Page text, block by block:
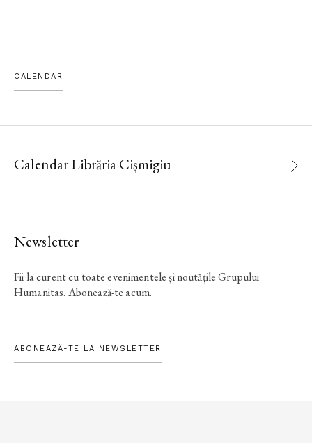
CALENDAR
Calendar Librăria Cișmigiu
Newsletter
Fii la curent cu toate evenimentele și noutățile Grupului
Humanitas. Abonează-te acum.
ABONEAZĂ-TE LA NEWSLETTER